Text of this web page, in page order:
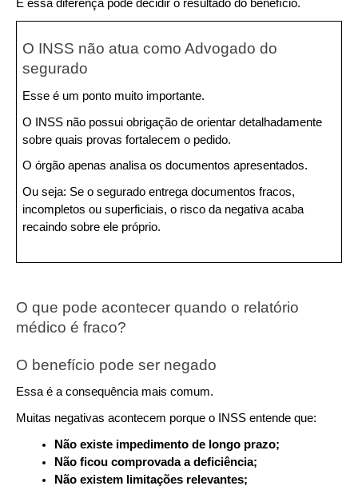
E essa diferença pode decidir o resultado do benefício.
O INSS não atua como Advogado do
segurado
Esse é um ponto muito importante.
O INSS não possui obrigação de orientar detalhadamente
sobre quais provas fortalecem o pedido.
O órgão apenas analisa os documentos apresentados.
Ou seja: Se o segurado entrega documentos fracos,
incompletos ou superficiais, o risco da negativa acaba
recaindo sobre ele próprio.
O que pode acontecer quando o relatório
médico é fraco?
O benefício pode ser negado
Essa é a consequência mais comum.
Muitas negativas acontecem porque o INSS entende que:
Não existe impedimento de longo prazo;
Não ficou comprovada a deficiência;
Não existem limitações relevantes;